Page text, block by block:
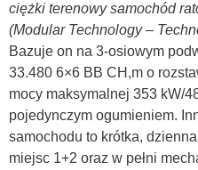
ciężki terenowy samochód
(Modular Technology –
Bazuje on na 3-osiowym
33.480 6×6 BB CH,m o
mocy maksymalnej 353 kW/
pojedynczym ogumieniem.
samochodu to krótka,
miejsc 1+2 oraz w pełni